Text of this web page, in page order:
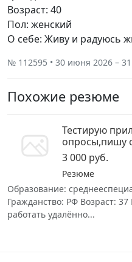
Возраст: 40
Пол: женский
О себе: Живу и радуюсь
№ 112595 • 30 июня 2026 – 31
Похожие резюме
Тестирую
опросы,пишу
3 000 руб.
Резюме
Образование:
Гражданство: РФ Возраст:
работать удалённо...